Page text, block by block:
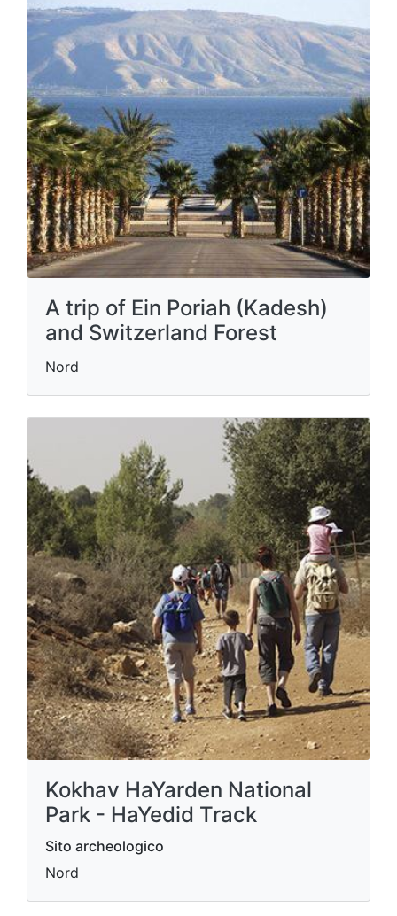
A trip of Ein Poriah (Kadesh)
and Switzerland Forest
Nord
Kokhav HaYarden National
Park - HaYedid Track
Sito archeologico
Nord